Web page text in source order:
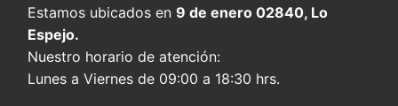
Estamos ubicados en 9 de enero 02840, Lo
Espejo.
Nuestro horario de atención:
Lunes a Viernes de 09:00 a 18:30 hrs.